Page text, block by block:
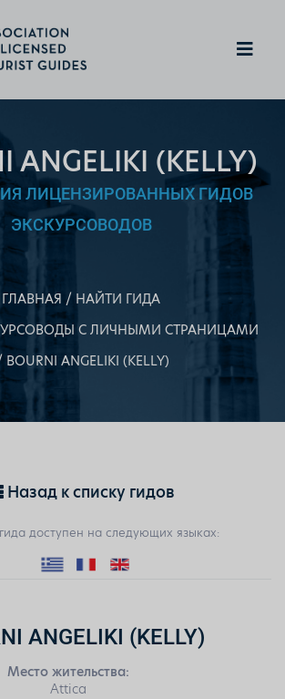
ANGELIKI (KELLY)
ЛИЦЕНЗИРОВАННЫХ ГИДОВ
ЭКСКУРСОВОДОВ
ГЛАВНАЯ
НАЙТИ ГИДА
С ЛИЧНЫМИ СТРАНИЦАМИ
BOURNI ANGELIKI (KELLY)
Назад к списку гидов
доступен на следующих языках:
ANGELIKI (KELLY)
Место жительства:
Attica